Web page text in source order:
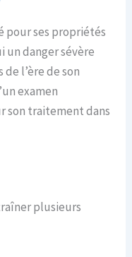
pour ses propriétés
un danger sévère
l’ère de son
examen
son traitement dans
plusieurs